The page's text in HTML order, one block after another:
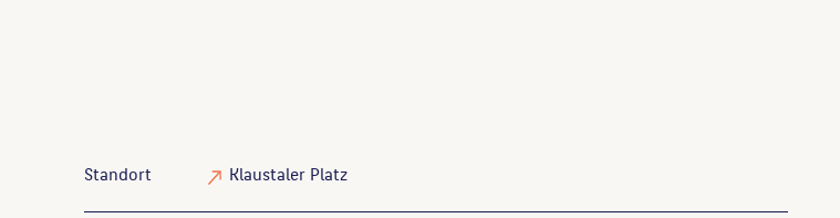
Standort Klaustaler Platz